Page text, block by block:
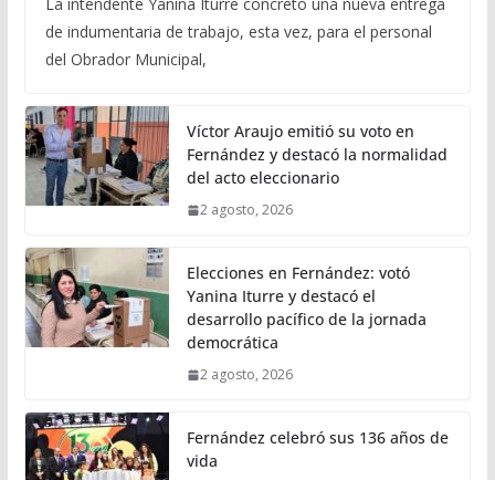
de indumentaria de trabajo, esta vez, para el personal
del Obrador Municipal,
Víctor Araujo emitió su voto en
Fernández y destacó la normalidad
del acto eleccionario
2 agosto, 2026
Elecciones en Fernández: votó
Yanina Iturre y destacó el
desarrollo pacífico de la jornada
democrática
2 agosto, 2026
Fernández celebró sus 136 años de
vida